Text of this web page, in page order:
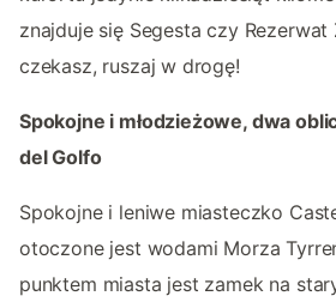
znajduje się Segesta czy Rezerwat
czekasz, ruszaj w drogę!
Spokojne i młodzieżowe, dwa
del Golfo
Spokojne i leniwe miasteczko
otoczone jest wodami Morza
punktem miasta jest zamek na